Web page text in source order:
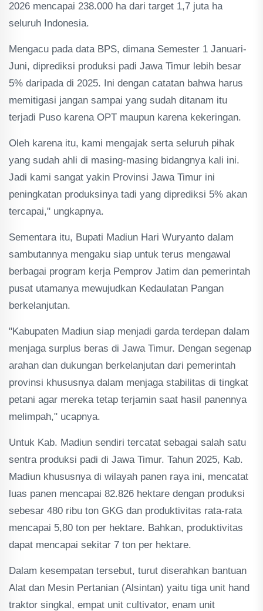
2026 mencapai 238.000 ha dari target 1,7 juta ha
seluruh Indonesia.
Mengacu pada data BPS, dimana Semester 1 Januari-
Juni, diprediksi produksi padi Jawa Timur lebih besar
5% daripada di 2025. Ini dengan catatan bahwa harus
memitigasi jangan sampai yang sudah ditanam itu
terjadi Puso karena OPT maupun karena kekeringan.
Oleh karena itu, kami mengajak serta seluruh pihak
yang sudah ahli di masing-masing bidangnya kali ini.
Jadi kami sangat yakin Provinsi Jawa Timur ini
peningkatan produksinya tadi yang diprediksi 5% akan
tercapai," ungkapnya.
Sementara itu, Bupati Madiun Hari Wuryanto dalam
sambutannya mengaku siap untuk terus mengawal
berbagai program kerja Pemprov Jatim dan pemerintah
pusat utamanya mewujudkan Kedaulatan Pangan
berkelanjutan.
"Kabupaten Madiun siap menjadi garda terdepan dalam
menjaga surplus beras di Jawa Timur. Dengan segenap
arahan dan dukungan berkelanjutan dari pemerintah
provinsi khususnya dalam menjaga stabilitas di tingkat
petani agar mereka tetap terjamin saat hasil panennya
melimpah," ucapnya.
Untuk Kab. Madiun sendiri tercatat sebagai salah satu
sentra produksi padi di Jawa Timur. Tahun 2025, Kab.
Madiun khususnya di wilayah panen raya ini, mencatat
luas panen mencapai 82.826 hektare dengan produksi
sebesar 480 ribu ton GKG dan produktivitas rata-rata
mencapai 5,80 ton per hektare. Bahkan, produktivitas
dapat mencapai sekitar 7 ton per hektare.
Dalam kesempatan tersebut, turut diserahkan bantuan
Alat dan Mesin Pertanian (Alsintan) yaitu tiga unit hand
traktor singkal, empat unit cultivator, enam unit